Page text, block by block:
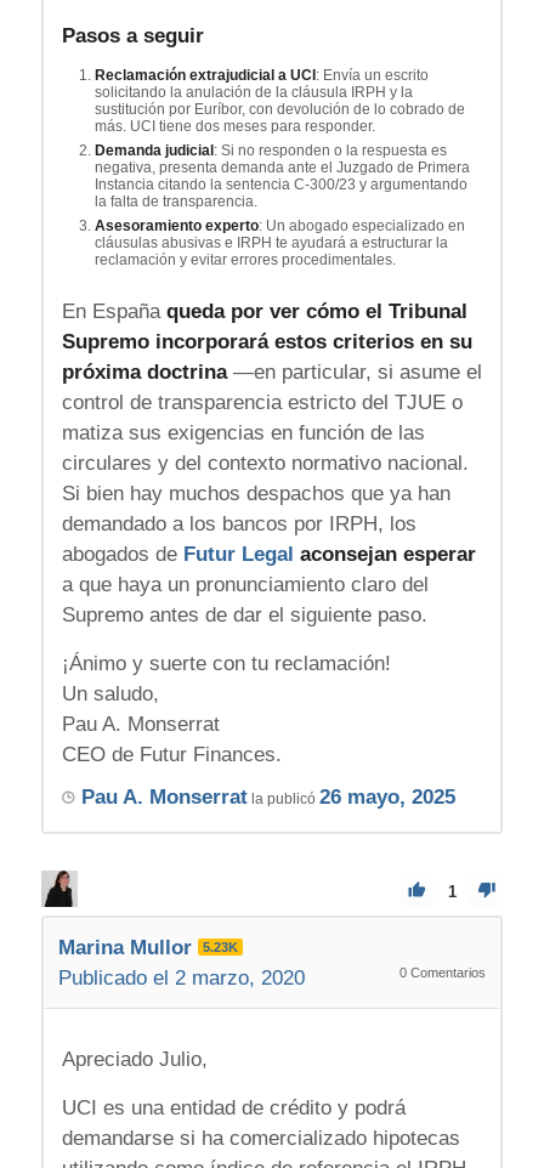
Pasos a seguir
Reclamación extrajudicial a UCI : Envía un escrito
solicitando la anulación de la cláusula IRPH y la
sustitución por Euríbor, con devolución de lo cobrado de
más. UCI tiene dos meses para responder.
Demanda judicial : Si no responden o la respuesta es
negativa, presenta demanda ante el Juzgado de Primera
Instancia citando la sentencia C-300/23 y argumentando
la falta de transparencia.
Asesoramiento experto: Un abogado especializado en
cláusulas abusivas e IRPH te ayudará a estructurar la
reclamación y evitar errores procedimentales.
En España queda por ver cómo el Tribunal
Supremo incorporará estos criterios en su
próxima doctrina—en particular, si asume el
control de transparencia estricto del TJUE o
matiza sus exigencias en función de las
circulares y del contexto normativo nacional.
Si bien hay muchos despachos que ya han
demandado a los bancos por IRPH, los
abogados de Futur Legal aconsejan esperar
a que haya un pronunciamiento claro del
Supremo antes de dar el siguiente paso.
¡Ánimo y suerte con tu reclamación!
Un saludo,
Pau A. Monserrat
CEO de Futur Finances.
Pau A. Monserratla publicó 26 mayo, 2025
1
Marina Mullor 5.23K
Publicado el 2 marzo, 2020 0 Comentarios
Apreciado Julio,
UCI es una entidad de crédito y podrá
demandarse si ha comercializado hipotecas